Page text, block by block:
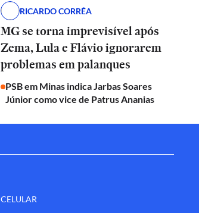
RICARDO CORRÊA
MG se torna imprevisível após
Zema, Lula e Flávio ignorarem
problemas em palanques
PSB em Minas indica Jarbas Soares
Júnior como vice de Patrus Ananias
CELULAR